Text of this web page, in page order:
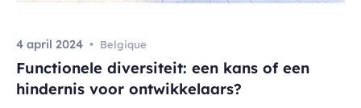
Functionele diversiteit: een kans of een
hindernis voor ontwikkelaars?
4 april 2024 Belgique